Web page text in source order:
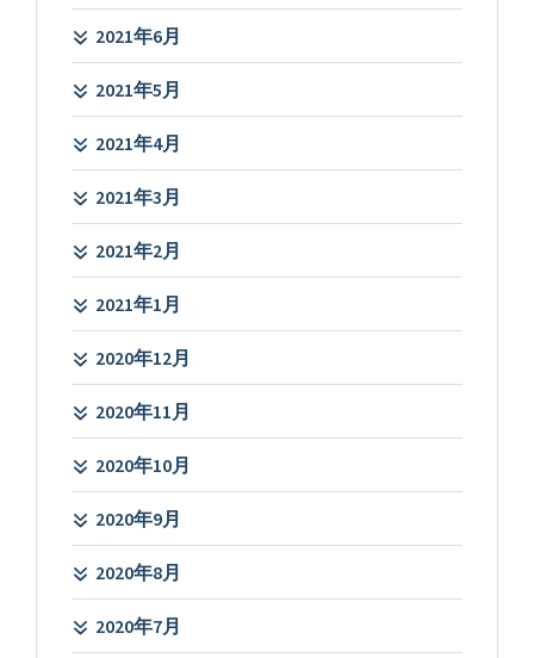
2021年6月
2021年5月
2021年4月
2021年3月
2021年2月
2021年1月
2020年12月
2020年11月
2020年10月
2020年9月
2020年8月
2020年7月